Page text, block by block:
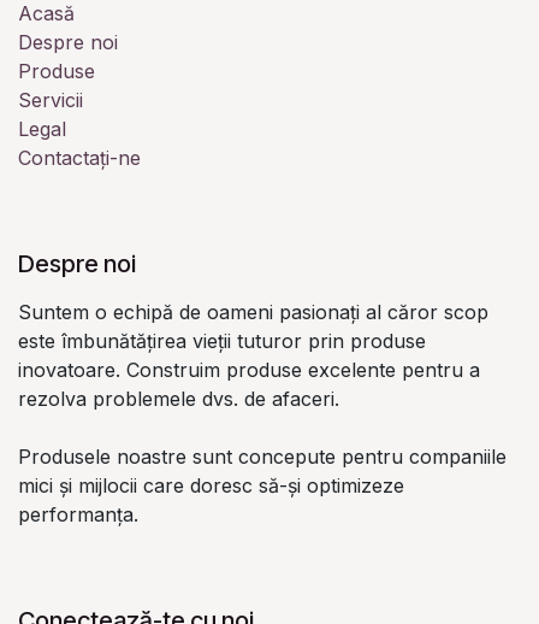
Acasă
Despre noi
Produse
Servicii
Legal
Contactați-ne
Despre noi
Suntem o echipă de oameni pasionați al căror scop
este îmbunătățirea vieții tuturor prin produse
inovatoare. Construim produse excelente pentru a
rezolva problemele dvs. de afaceri.
Produsele noastre sunt concepute pentru companiile
mici și mijlocii care doresc să-și optimizeze
performanța.